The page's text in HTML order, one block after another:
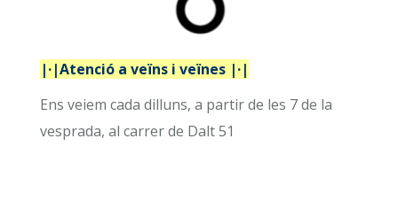
|·|Atenció a veïns i veïnes |·|
Ens veiem cada dilluns, a partir de les 7 de la
vesprada, al carrer de Dalt 51